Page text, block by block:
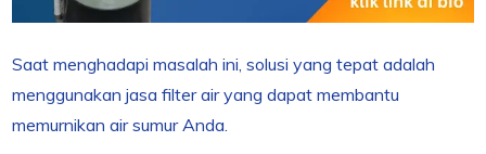
Saat menghadapi masalah ini, solusi yang tepat adalah
menggunakan jasa filter air yang dapat membantu
memurnikan air sumur Anda.